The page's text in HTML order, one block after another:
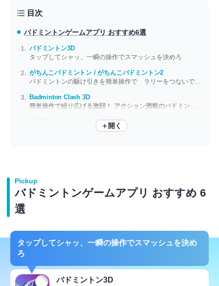
目次
バドミントンゲームアプリ おすすめ6選
バドミントン3D
タップしてシャッ、一瞬の操作でスマッシュを決めろ
がちんこバドミントン / がちんこバドミントン2
バドミントンの駆け引きを簡単操作で ラリーをつないで華麗にスマッシュ
Badminton Clash 3D
簡単操作で繰り広げる激闘！ アクション満載のバドミントンゲーム
SMASH - バドミントンゲーム3D
＋開く
Pickup
バドミントンゲームアプリ おすすめ 6
選
タップしてシャッ、一瞬の操作でスマッシュを決め
ろ
バドミントン3D